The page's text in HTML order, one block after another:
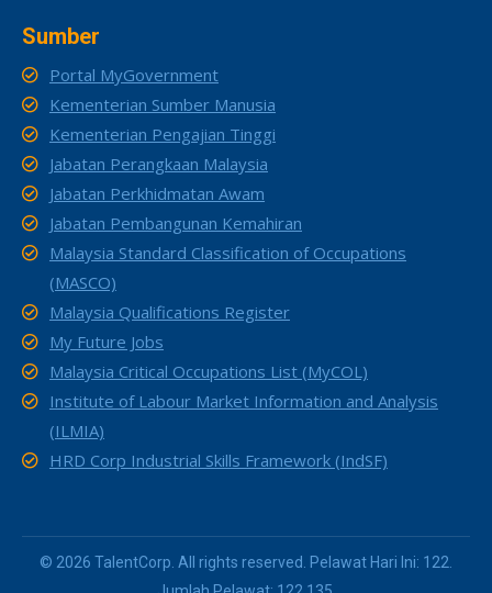
Sumber
Portal MyGovernment
Kementerian Sumber Manusia
Kementerian Pengajian Tinggi
Jabatan Perangkaan Malaysia
Jabatan Perkhidmatan Awam
Jabatan Pembangunan Kemahiran
Malaysia Standard Classification of Occupations
(MASCO)
Malaysia Qualifications Register
My Future Jobs
Malaysia Critical Occupations List (MyCOL)
Institute of Labour Market Information and Analysis
(ILMIA)
HRD Corp Industrial Skills Framework (IndSF)
© 2026 TalentCorp. All rights reserved. Pelawat Hari Ini: 122.